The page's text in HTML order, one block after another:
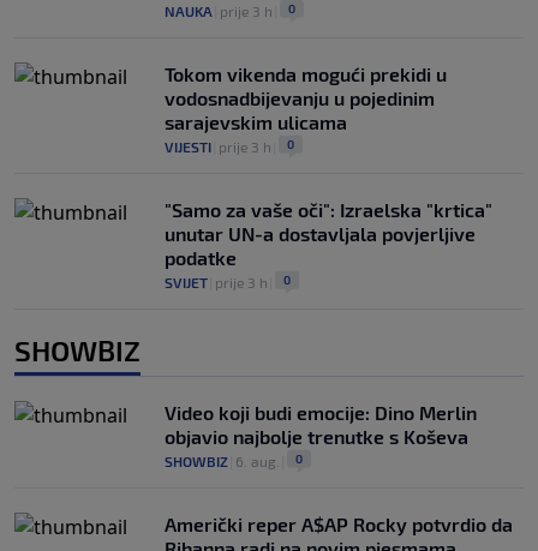
NAUKA prije 3 h 0
Tokom vikenda mogući prekidi u
vodosnadbijevanju u pojedinim
sarajevskim ulicama
VIJESTI prije 3 h 0
"Samo za vaše oči": Izraelska "krtica"
unutar UN-a dostavljala povjerljive
podatke
SVIJET prije 3 h 0
SHOWBIZ
Video koji budi emocije: Dino Merlin
objavio najbolje trenutke s Koševa
SHOWBIZ 6. aug. 0
Američki reper A$AP Rocky potvrdio da